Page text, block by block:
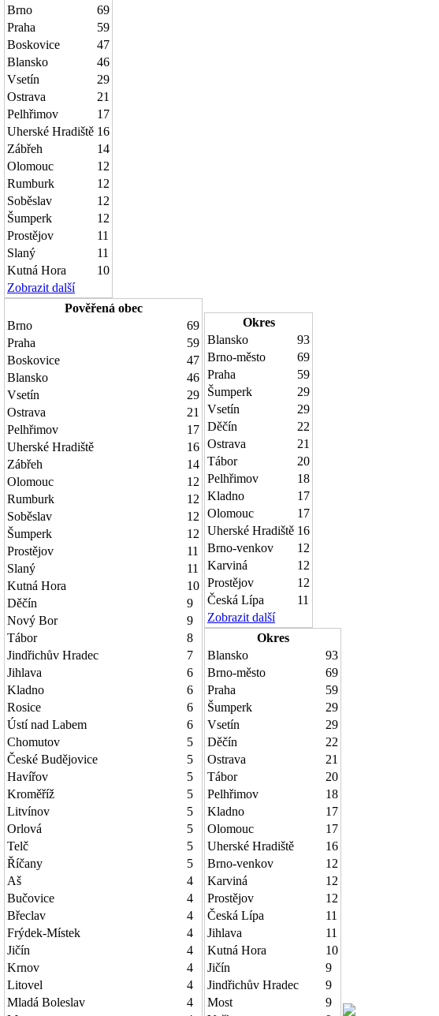
Brno
69
Praha
59
Boskovice
47
Blansko
46
Vsetín
29
Ostrava
21
Pelhřimov
17
Uherské Hradiště 16
Zábřeh
14
Olomouc
12
Rumburk
12
Soběslav
12
Šumperk
12
Prostějov
11
Slaný
11
Kutná Hora
10
Zobrazit další
Pověřená obec
Brno
69
Praha
59
Boskovice
47
Blansko
46
Vsetín
29
Ostrava
21
Pelhřimov
17
Uherské Hradiště
16
Zábřeh
14
Olomouc
12
Rumburk
12
Soběslav
12
Šumperk
12
Prostějov
11
Slaný
11
Kutná Hora
10
Děčín
9
Nový Bor
9
Tábor
8
Jindřichův Hradec
7
Jihlava
6
Kladno
6
Rosice
6
Ústí nad Labem
6
Chomutov
5
České Budějovice
5
Havířov
5
Kroměříž
5
Litvínov
5
Orlová
5
Telč
5
Říčany
5
Aš
4
Bučovice
4
Břeclav
4
Frýdek-Místek
4
Jičín
4
Krnov
4
Litovel
4
Mladá Boleslav
4
Okres
Blansko
93
Brno-město
69
Praha
59
Šumperk
29
Vsetín
29
Děčín
22
Ostrava
21
Tábor
20
Pelhřimov
18
Kladno
17
Olomouc
17
Uherské Hradiště 16
Brno-venkov
12
Karviná
12
Prostějov
12
Česká Lípa
11
Zobrazit další
Okres
Blansko
93
Brno-město
69
Praha
59
Šumperk
29
Vsetín
29
Děčín
22
Ostrava
21
Tábor
20
Pelhřimov
18
Kladno
17
Olomouc
17
Uherské Hradiště
16
Brno-venkov
12
Karviná
12
Prostějov
12
Česká Lípa
11
Jihlava
11
Kutná Hora
10
Jičín
9
Jindřichův Hradec
9
Most
9